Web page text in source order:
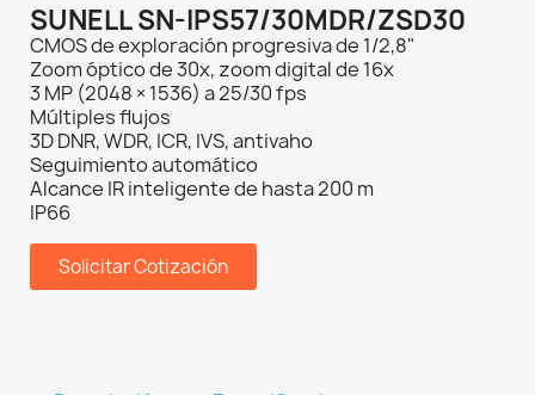
SUNELL SN-IPS57/30MDR/ZSD30
CMOS de exploración progresiva de 1/2,8"
Zoom óptico de 30x, zoom digital de 16x
3 MP (2048 × 1536) a 25/30 fps
Múltiples flujos
3D DNR, WDR, ICR, IVS, antivaho
Seguimiento automático
Alcance IR inteligente de hasta 200 m
IP66
Solicitar Cotización